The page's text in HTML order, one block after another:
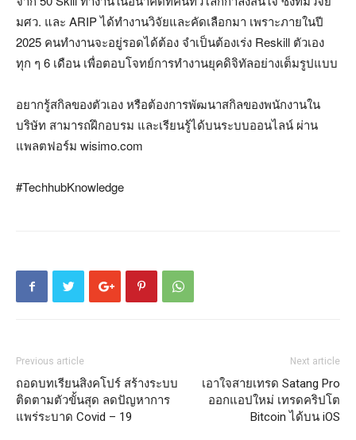
มศว. และ ARIP ได้ทำงานวิจัยและคัดเลือกมา เพราะภายในปี
2025 คนทำงานจะอยู่รอดได้ต้อง จำเป็นต้องเร่ง Reskill ตัวเอง
ทุก ๆ 6 เดือน เพื่อตอบโจทย์การทำงานยุคดิจิทัลอย่างเต็มรูปแบบ
อยากรู้สกิลของตัวเอง หรือต้องการพัฒนาสกิลของพนักงานใน
บริษัท สามารถฝึกอบรม และเรียนรู้ได้บนระบบออนไลน์ ผ่าน
แพลตฟอร์ม wisimo.com
#TechhubKnowledge
Previous article
ถอดบทเรียนสิงคโปร์ สร้างระบบ
ติดตามตัวขั้นสุด ลดปัญหาการ
แพร่ระบาด Covid – 19
Next article
เอาใจสายเทรด Satang Pro
ออกแอปใหม่ เทรดคริปโต
Bitcoin ได้บน iOS